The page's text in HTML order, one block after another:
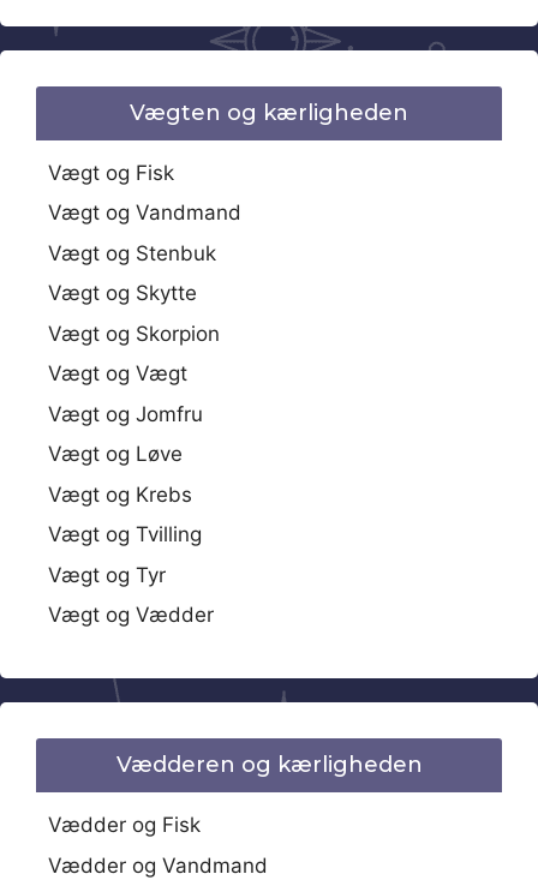
Vægten og kærligheden
Vægt og Fisk
Vægt og Vandmand
Vægt og Stenbuk
Vægt og Skytte
Vægt og Skorpion
Vægt og Vægt
Vægt og Jomfru
Vægt og Løve
Vægt og Krebs
Vægt og Tvilling
Vægt og Tyr
Vægt og Vædder
Vædderen og kærligheden
Vædder og Fisk
Vædder og Vandmand